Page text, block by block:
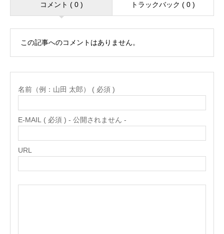
コメント ( 0 ) トラックバック ( 0 )
この記事へのコメントはありません。
名前（例：山田 太郎） ( 必須 )
E-MAIL ( 必須 ) - 公開されません -
URL